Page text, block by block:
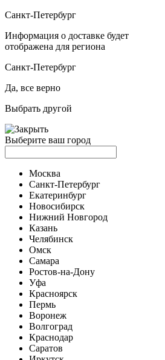
Санкт-Петербург
Информация о доставке будет
отображена для региона
Санкт-Петербург
Да, все верно
Выбрать другой
Выберите ваш город
Москва
Санкт-Петербург
Екатеринбург
Новосибирск
Нижний Новгород
Казань
Челябинск
Омск
Самара
Ростов-на-Дону
Уфа
Красноярск
Пермь
Воронеж
Волгоград
Краснодар
Саратов